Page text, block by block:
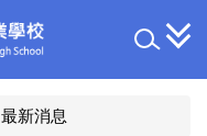
最新消息